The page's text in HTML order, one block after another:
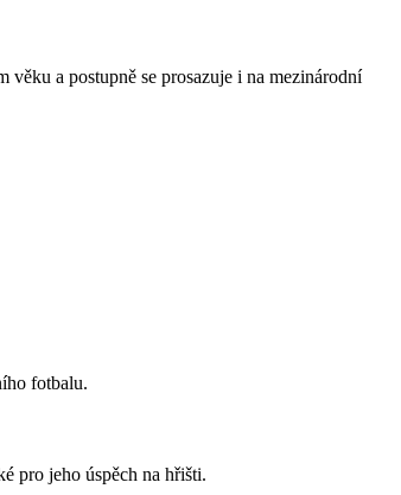
a postupně se prosazuje i na mezinárodní
fotbalu.
pro jeho úspěch na hřišti.